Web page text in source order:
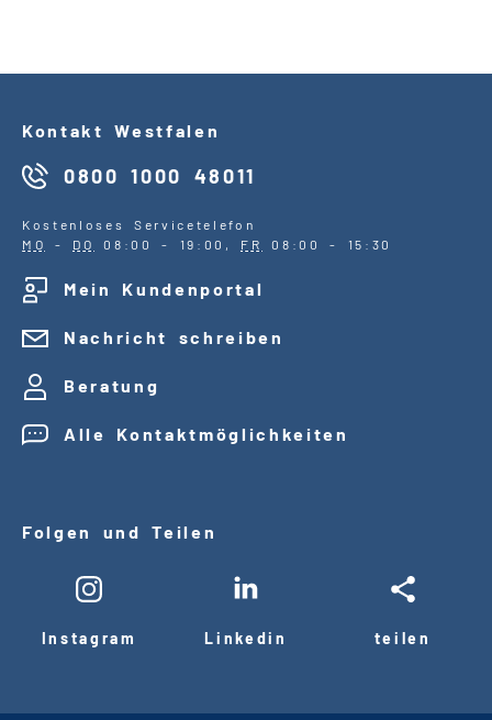
Kontakt Westfalen
0800 1000 48011
Kostenloses Servicetelefon
MO
- DO 08:00 - 19:00, FR 08:00 - 15:30
Mein Kundenportal
Nachricht schreiben
Beratung
Alle Kontaktmöglichkeiten
Folgen und Teilen
Instagram Linkedin teilen